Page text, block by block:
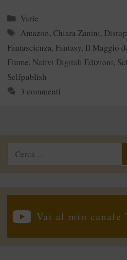
Categorie
Varie
Tag
Amazon,Chiara Zanini,
Fantascienza, Fantasy, Il Maggio
Fiume, Nativi Digitali Edizioni,
Selfpublish
3 commenti
Ricerca
Vai al mio canale